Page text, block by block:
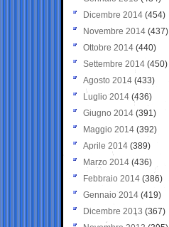
Dicembre 2014 (454)
Novembre 2014 (437)
Ottobre 2014 (440)
Settembre 2014 (450)
Agosto 2014 (433)
Luglio 2014 (436)
Giugno 2014 (391)
Maggio 2014 (392)
Aprile 2014 (389)
Marzo 2014 (436)
Febbraio 2014 (386)
Gennaio 2014 (419)
Dicembre 2013 (367)